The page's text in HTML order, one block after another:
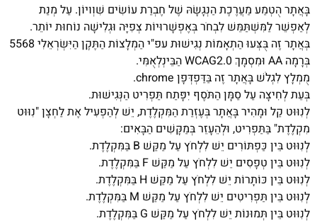
בָּאֲתָר הֻטְמַע מַעֲרֶכֶת הַנְגָשָׂהּ שֶׁל חֶבְרַת עוֹשִׂים שִׁוְויוֹן. עַל מְנַת
לְאַפְשֵׁר לַמִּשְׁתַּמֵּשׁ לִבְחֹר בְּאֶפְשָׁרוּיוֹת צְפִיָּה וּגְלִישָׁה נוֹחוּת יוֹתֵר.
בְּאֲתָר זֶה בֻּצְּעוּ הַתְאָמוֹת נְגִישׁוּת עפ"י הַמְלָצוֹת הַתֶּקֶן הַיִּשְׂרְאֵלִי 5568
בְּרָמָה AA וּמִסְמָךְ WCAG2.0 הַבֵּינְלְאֻמִּי.
מֻמְלָץ לִגְלֹשׁ בָּאֲתָר זֶה בַּדַּפְדְּפָן chrome.
בְּעֵת לְחִיצָה עַל סַמָּן הַתֹּסֶף יִפָּתַח תַּפְרִיט הַנְּגִישׁוּת.
לְנִוּוּט קַל וּמָהִיר בָּאֲתָר בְּעֶזְרַת הַמִּקְלֶדֶת, יֵשׁ לְהַפְעִיל אֶת לַחְצָן "נִוּוּט
מִקְלֶדֶת" בַּתַּפְרִיט, וּלְהֵעָזֵר בְּמַקָּשִׁים הַבָּאִים:
לְנִוּוּט בֵּין כַּפְתּוֹרִים יֵשׁ לִלְחֹץ עַל מַקַּשׁ B בַּמִּקְלֶדֶת.
לְנִוּוּט בֵּין טְפָסִים יֵשׁ לִלְחֹץ עַל מַקַּשׁ F בַּמִּקְלֶדֶת.
לְנִוּוּט בֵּין כּוֹתָרוֹת יֵשׁ לִלְחֹץ עַל מַקַּשׁ H בַּמִּקְלֶדֶת.
לְנִוּוּט בֵּין תַּפְרִיטִים יֵשׁ לִלְחֹץ עַל מַקַּשׁ M בַּמִּקְלֶדֶת.
לְנִוּוּט בֵּין תְּמוּנוֹת יֵשׁ לִלְחֹץ עַל מַקַּשׁ G בַּמִּקְלֶדֶת.